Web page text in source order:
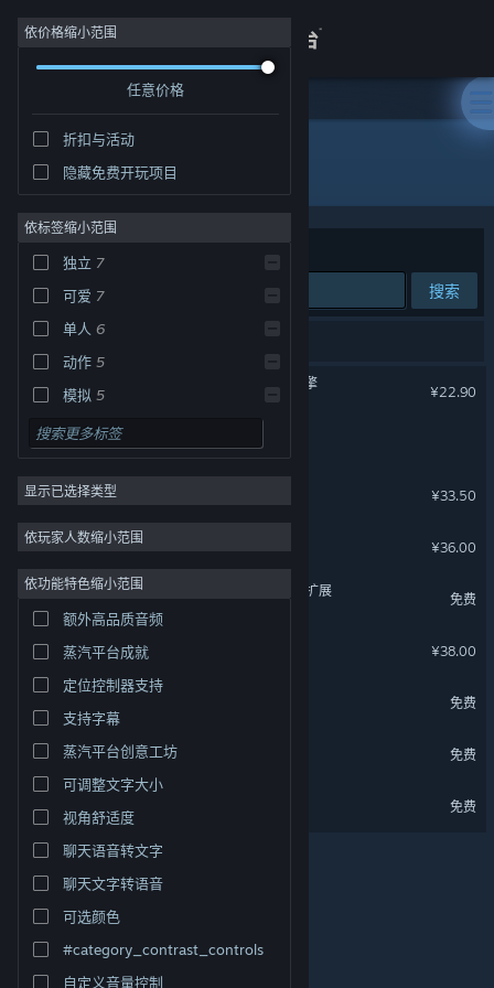
登录
关于
客服
关于蒸汽平台|退款政策
不良内容举报投诉
| 侵权投诉|
微博 微信
所有商标均属于其在美国或其他国家的拥有者。
© 完美世界征奇(上海)多媒体科技有限公司 版权所有。
增值电信业务经营许可证沪B2-20180406
依价格缩小范围
任意价格
折扣与活动
隐藏免费开玩项目
依标签缩小范围
独立 7
可爱 7
单人 6
动作 5
模拟 5
关卡编辑
休闲 4
放松 4
动漫 4
设计与插画 3
实用工具 3
照片编辑 3
动画制作和建模
建造 3
解谜 3
显示已选择类型
依玩家人数缩小范围
依功能特色缩小范围
额外高品质音频
蒸汽平台成就
定位控制器支持
支持字幕
蒸汽平台创意工坊
可调整文字大小
视角舒适度
聊天语音转文字
聊天文字转语音
可选颜色
#category_contrast_controls
自定义音量控制
所有产品
搜索
Wallpaper Engine：壁纸引擎
¥22.90
¥33.50
¥36.00
Wallpaper Engine - 编辑器扩展
免费
盒裂变
¥38.00
力力普的工坊 - 试玩版
免费
白键上的协奏曲 Demo
免费
免费